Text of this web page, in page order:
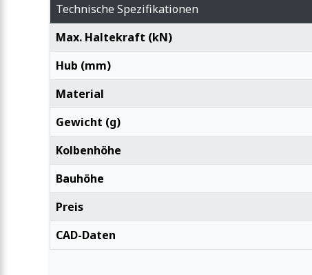
Technische Spezifikationen
Max. Haltekraft (kN)
Hub (mm)
Material
Gewicht (g)
Kolbenhöhe
Bauhöhe
Preis
CAD-Daten